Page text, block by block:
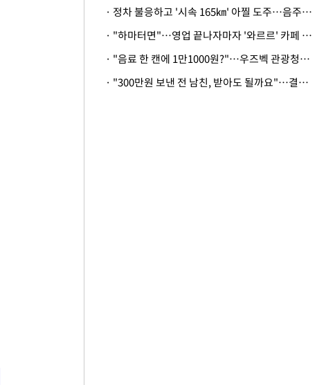
· 정차 불응하고 '시속 165㎞' 아찔 도주…음주운전자 체포
· "하마터면"…영업 끝나자마자 '와르르' 카페 테라스 덮친 대리석 외벽
· "음료 한 캔에 1만1000원?"…우즈벡 관광청까지 나섰다, 유튜버 폭로 후폭풍
· "300만원 보낸 전 남친, 받아도 될까요"…결혼 앞둔 예비신부의 뜻밖 고충